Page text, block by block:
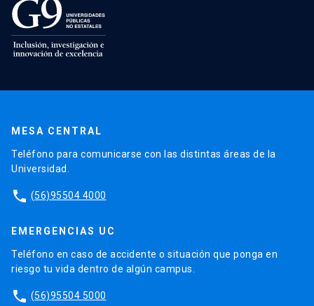
MESA CENTRAL
Teléfono para comunicarse con las distintas áreas de la
Universidad.
phone (56)95504 4000
EMERGENCIAS UC
Teléfono en caso de accidente o situación que ponga en
riesgo tu vida dentro de algún campus.
phone (56)95504 5000